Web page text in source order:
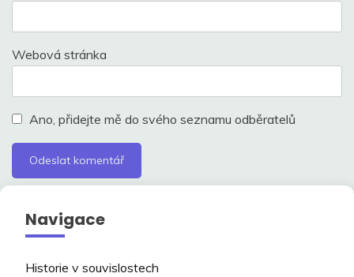
Webová stránka
Ano, přidejte mě do svého seznamu odběratelů
Navigace
Historie v souvislostech